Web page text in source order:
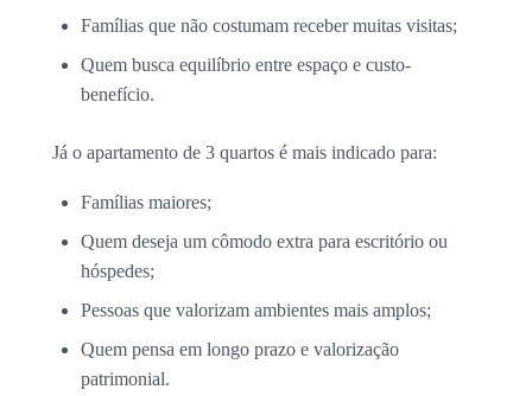
Famílias que não costumam receber muitas visitas;
Quem busca equilíbrio entre espaço e custo-
benefício.
Já o apartamento de 3 quartos é mais indicado para:
Famílias maiores;
Quem deseja um cômodo extra para escritório ou
hóspedes;
Pessoas que valorizam ambientes mais amplos;
Quem pensa em longo prazo e valorização
patrimonial.